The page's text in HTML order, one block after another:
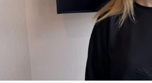
Yazarlar
Resmi Reklam